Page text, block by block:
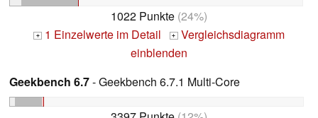
1022 Punkte (24%)
+ 1 Einzelwerte im Detail + Vergleichsdiagramm
einblenden
Geekbench 6.7- Geekbench 6.7.1 Multi-Core